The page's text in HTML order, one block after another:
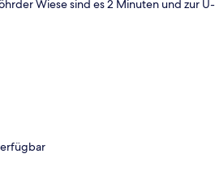
Wiese sind es 2 Minuten und zur U-